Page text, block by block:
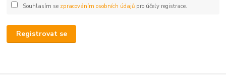
Souhlasím se zpracováním osobních údajůpro účely registrace.
Registrovat se